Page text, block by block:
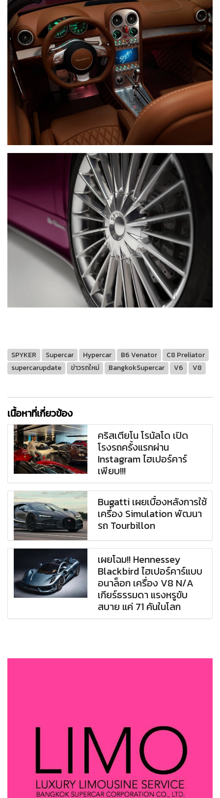
SPYKER Supercar Hypercar B6 Venator
C8 Preliator
supercarupdate
ข่าวรถใหม่ ฺBangkokSupercar V6 V8
เนื้อหาที่เกี่ยวข้อง
คริสเตียโน โรนัลโด เปิด
โรงรถครั้งแรกผ่าน
Instagram ไฮเปอร์คาร์
เพียบ!!!
Bugatti เผยเบื้องหลังการใช้
เครื่อง Simulation พัฒนา
รถ Tourbillon
เผยโฉม!! Hennessey
Blackbird ไฮเปอร์คาร์แบบ
อนาล็อก เครื่อง V8 N/A
เกียร์ธรรมดา แรงหรูขับ
สบาย แค่ 71 คันในโลก